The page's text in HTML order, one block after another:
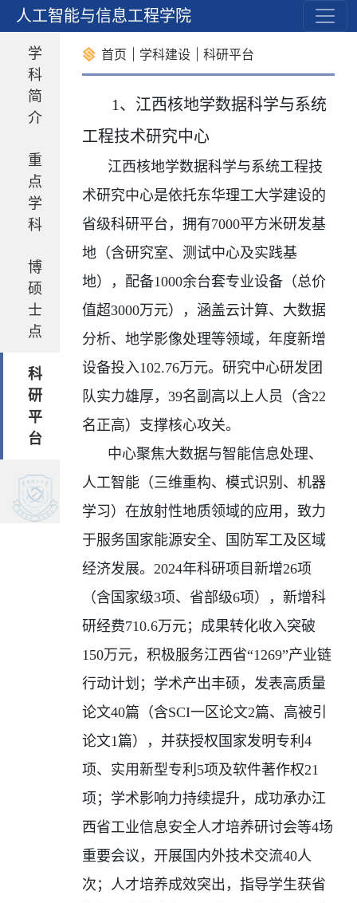
人工智能与信息工程学院
设
学
科
简
介
重
点
学
科
博
硕
士
点
科
研
平
台
首页 学科建设 科研平台
1、江西核地学数据科学与系统
工程技术研究中心
江西核地学数据科学与系统工程技
术研究中心是依托东华理工大学建设的
省级科研平台，拥有7000平方米研发基
地（含研究室、测试中心及实践基
地），配备1000余台套专业设备（总价
值超3000万元），涵盖云计算、大数据
分析、地学影像处理等领域，年度新增
设备投入102.76万元。研究中心研发团
队实力雄厚， 39名副高以上人员（含22
名正高）支撑核心攻关。
中心聚焦大数据与智能信息处理、
人工智能（三维重构、模式识别、机器
学习）在放射性地质领域的应用，致力
于服务国家能源安全、国防军工及区域
经济发展。 2024年科研项目新增26项
（含国家级3项、省部级6项），新增科
研经费710.6万元；成果转化收入突破
150万元，积极服务江西省“1269”产业链
行动计划；学术产出丰硕，发表高质量
论文40篇（含SCI一区论文2篇、高被引
论文1篇），并获授权国家发明专利 4
项、实用新型专利 5项及软件著作权21
项；学术影响力持续提升，成功承办江
西省工业信息安全人才培养研讨会等4场
重要会议，开展国内外技术交流40人
次；人才培养成效突出，指导学生获省